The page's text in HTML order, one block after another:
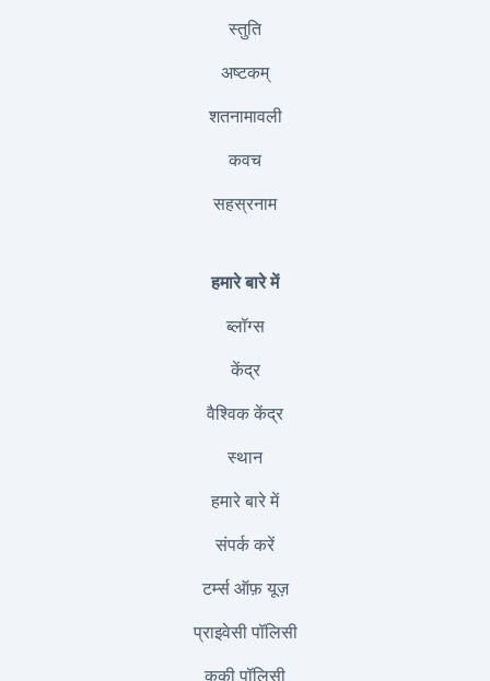
स्तुति
अष्टकम्
शतनामावली
कवच
सहस्रनाम
हमारे बारे में
ब्लॉग्स
केंद्र
वैश्विक केंद्र
स्थान
हमारे बारे में
संपर्क करें
टर्म्स ऑफ़ यूज़
प्राइवेसी पॉलिसी
कुकी पॉलिसी